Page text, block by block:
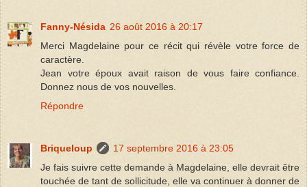
Fanny-Nésida 26 août 2016 à 20:17
Merci Magdelaine pour ce récit qui révèle votre force de
caractère.
Jean votre époux avait raison de vous faire confiance.
Donnez nous de vos nouvelles.
Répondre
Briqueloup
17 septembre 2016 à 23:05
Je fais suivre cette demande à Magdelaine, elle devrait être
touchée de tant de sollicitude, elle va continuer à donner de